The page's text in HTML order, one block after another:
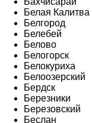
Белая Калитва
Белгород
Белебей
Белово
Белогорск
Белокуриха
Белоозерский
Бердск
Березники
Березовский
Беслан